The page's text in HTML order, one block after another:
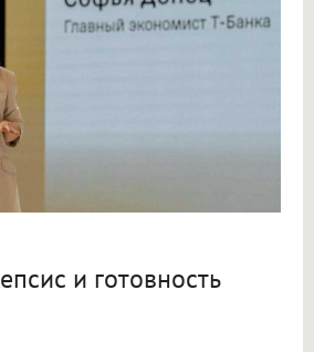
и готовность